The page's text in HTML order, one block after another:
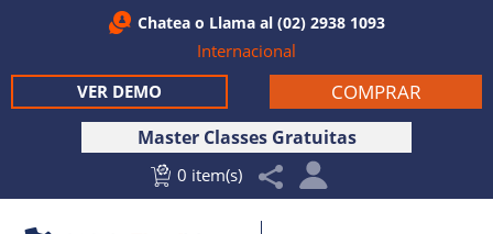
Chatea o Llama al (02) 2938 1093
Internacional
Master Classes Gratuitas
0 item(s)
COMPRAR
VER DEMO